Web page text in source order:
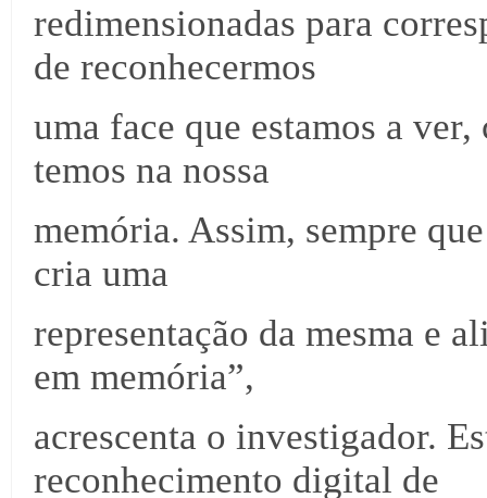
redimensionadas para
de reconhecermos
uma face que estamos a
temos na nossa
memória. Assim, sempre
cria uma
representação da mesma e
em memória”,
acrescenta o investigador.
reconhecimento digital de